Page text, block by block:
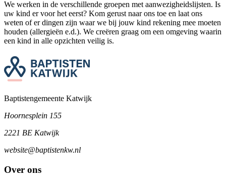
We werken in de verschillende groepen met aanwezigheidslijsten. Is
uw kind er voor het eerst? Kom gerust naar ons toe en laat ons
weten of er dingen zijn waar we bij jouw kind rekening mee moeten
houden (allergieën e.d.). We creëren graag om een omgeving waarin
een kind in alle opzichten veilig is.
Baptistengemeente Katwijk
Hoornesplein 155
2221 BE Katwijk
website@baptistenkw.nl
Over ons